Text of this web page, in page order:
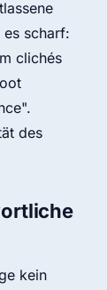
scharf:
clichés
des
kein